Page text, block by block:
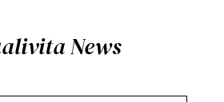
News